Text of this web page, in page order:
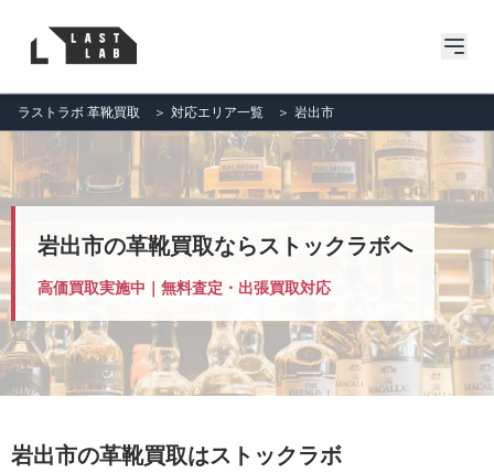
ラストラボ 革靴買取 ＞ 対応エリア一覧 ＞ 岩出市
岩出市の革靴買取ならストックラボへ
高価買取実施中｜無料査定・出張買取対応
岩出市の革靴買取はストックラボ